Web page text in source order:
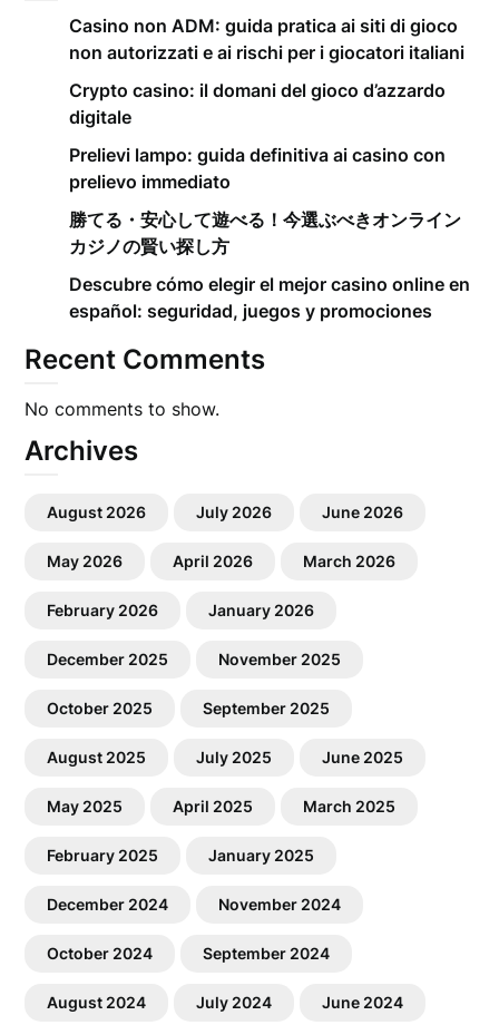
Casino non ADM: guida pratica ai siti di gioco
non autorizzati e ai rischi per i giocatori italiani
Crypto casino: il domani del gioco d’azzardo
digitale
Prelievi lampo: guida definitiva ai casino con
prelievo immediato
勝てる・安心して遊べる！今選ぶべきオンライン
カジノの賢い探し方
Descubre cómo elegir el mejor casino online en
español: seguridad, juegos y promociones
Recent Comments
No comments to show.
Archives
August 2026 July 2026 June 2026
May 2026 April 2026 March 2026
February 2026 January 2026
December 2025 November 2025
October 2025 September 2025
August 2025 July 2025 June 2025
May 2025 April 2025 March 2025
February 2025 January 2025
December 2024 November 2024
October 2024 September 2024
August 2024 July 2024 June 2024